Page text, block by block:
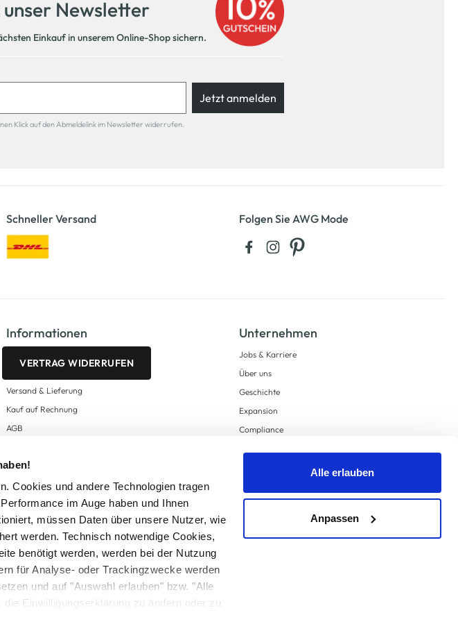
Cookies und andere Technologien tragen
im Auge haben und Ihnen
müssen Daten über unsere Nutzer, wie
werden. Technisch notwendige Cookies,
benötigt werden, werden bei der Nutzung
für Analyse- oder Trackingzwecke werden
und auf "Auswahl erlauben" bzw. "Alle
Einwilligungserklärung zu ändern oder zu
Alle erlauben
Anpassen
Newsletter
Einkauf in unserem Online-Shop sichern.
Jetzt anmelden
Klick auf den Abmeldelink im Newsletter widerrufen.
Schneller Versand Folgen Sie AWG Mode
Informationen
VERTRAG WIDERRUFEN
Versand & Lieferung
Kauf auf Rechnung
AGB
Zahlungsarten
Datenschutz
AWG CARD Teilnahmebedingungen
Unternehmen
Jobs & Karriere
Über uns
Geschichte
Expansion
Compliance
Supply Chain Due Diligence